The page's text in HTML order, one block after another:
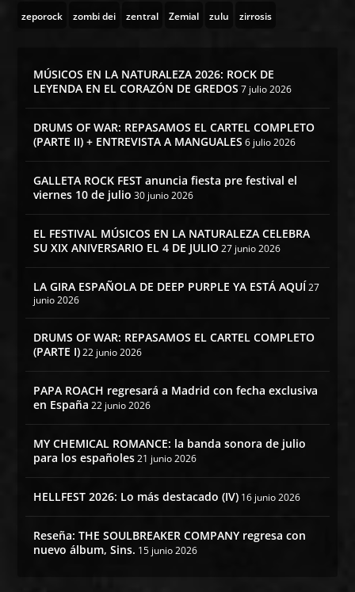
zeporock zombi dei zentral Zemial zulu zirrosis
MÚSICOS EN LA NATURALEZA 2026: ROCK DE
LEYENDA EN EL CORAZÓN DE GREDOS 7 julio 2026
DRUMS OF WAR: REPASAMOS EL CARTEL COMPLETO
(PARTE II) + ENTREVISTA A MANGUALES 6 julio 2026
GALLETA ROCK FEST anuncia fiesta pre festival el
viernes 10 de julio 30 junio 2026
EL FESTIVAL MÚSICOS EN LA NATURALEZA CELEBRA
SU XIX ANIVERSARIO EL 4 DE JULIO 27 junio 2026
LA GIRA ESPAÑOLA DE DEEP PURPLE YA ESTÁ AQUÍ27
junio 2026
DRUMS OF WAR: REPASAMOS EL CARTEL COMPLETO
(PARTE I) 22 junio 2026
PAPA ROACH regresará a Madrid con fecha exclusiva
en España 22 junio 2026
MY CHEMICAL ROMANCE: la banda sonora de julio
para los españoles 21 junio 2026
HELLFEST 2026: Lo más destacado (IV) 16 junio 2026
Reseña: THE SOULBREAKER COMPANY regresa con
nuevo álbum, Sins. 15 junio 2026